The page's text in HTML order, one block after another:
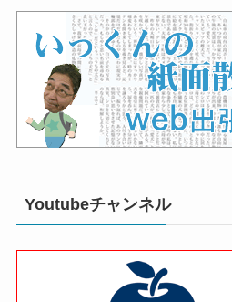
Youtubeチャンネル